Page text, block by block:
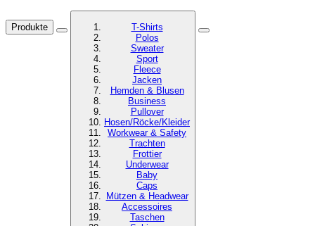
Produkte
T-Shirts
Polos
Sweater
Sport
Fleece
Jacken
Hemden & Blusen
Business
Pullover
Hosen/Röcke/Kleider
Workwear & Safety
Trachten
Frottier
Underwear
Baby
Caps
Mützen & Headwear
Accessoires
Taschen